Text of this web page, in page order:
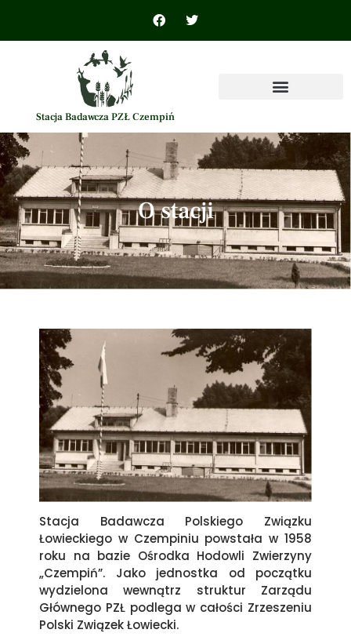
Stacja Badawcza PZŁ Czempiń
O stacji
Stacja Badawcza Polskiego Związku
Łowieckiego w Czempiniu powstała w 1958
roku na bazie Ośrodka Hodowli Zwierzyny
„Czempiń”. Jako jednostka od początku
wydzielona wewnątrz struktur Zarządu
Głównego PZŁ podlega w całości Zrzeszeniu
Polski Związek Łowiecki.